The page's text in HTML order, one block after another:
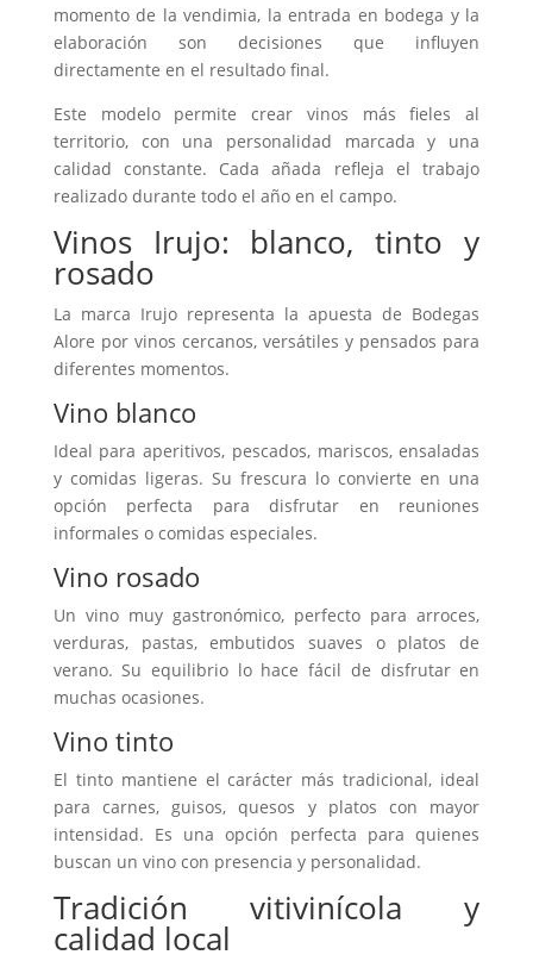
momento de la vendimia, la entrada en bodega y la
elaboración son decisiones que influyen
directamente en el resultado final.
Este modelo permite crear vinos más fieles al
territorio, con una personalidad marcada y una
calidad constante. Cada añada refleja el trabajo
realizado durante todo el año en el campo.
Vinos Irujo: blanco, tinto y
rosado
La marca Irujo representa la apuesta de Bodegas
Alore por vinos cercanos, versátiles y pensados para
diferentes momentos.
Vino blanco
Ideal para aperitivos, pescados, mariscos, ensaladas
y comidas ligeras. Su frescura lo convierte en una
opción perfecta para disfrutar en reuniones
informales o comidas especiales.
Vino rosado
Un vino muy gastronómico, perfecto para arroces,
verduras, pastas, embutidos suaves o platos de
verano. Su equilibrio lo hace fácil de disfrutar en
muchas ocasiones.
Vino tinto
El tinto mantiene el carácter más tradicional, ideal
para carnes, guisos, quesos y platos con mayor
intensidad. Es una opción perfecta para quienes
buscan un vino con presencia y personalidad.
Tradición vitivinícola y
calidad local